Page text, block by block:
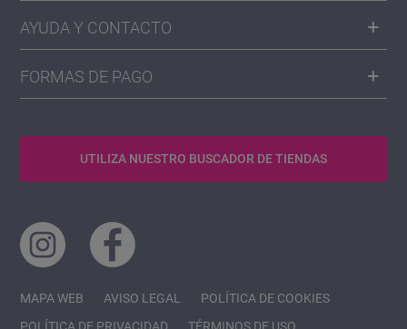
AYUDA Y CONTACTO
FORMAS DE PAGO
UTILIZA NUESTRO BUSCADOR DE TIENDAS
MAPA WEB AVISO LEGAL
POLÍTICA DE COOKIES